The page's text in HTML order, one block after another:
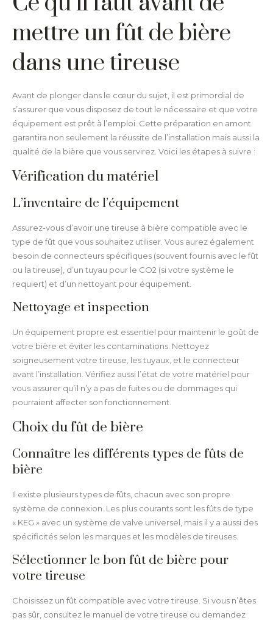
mettre un fût de bière
dans une tireuse
Avant de plonger dans le cœur du sujet, il est primordial de
s’assurer que vous disposez de tout le nécessaire et que votre
équipement est prêt à l’emploi. Cette préparation en amont
garantira non seulement la réussite de l’installation mais aussi la
qualité de la bière que vous servirez. Voici les étapes à suivre :
Vérification du matériel
L’inventaire de l’équipement
Assurez-vous d’avoir une tireuse à bière compatible avec le
type de fût que vous souhaitez utiliser. Vous aurez également
besoin de connecteurs spécifiques (souvent fournis avec le fût
ou la tireuse), d’un tuyau pour le CO2 (si votre système le
requiert) et d’un nettoyant pour équipement.
Nettoyage et inspection
Un équipement propre est essentiel pour maintenir le goût de
votre bière et éviter les contaminations. Nettoyez
soigneusement votre tireuse, les tuyaux, et le connecteur
avant l’installation. Vérifiez aussi l’état de votre matériel pour
vous assurer qu’il n’y a pas de fuites ou de dommages qui
pourraient affecter son fonctionnement.
Choix du fût de bière
Connaître les différents types de fûts de
bière
Il existe plusieurs types de fûts, chacun avec son propre
système de connexion. Les plus courants sont les fûts de type
« KEG » avec un système de valve universel, mais il y a aussi des
spécificités selon les marques et les modèles de tireuses.
Sélectionner le bon fût de bière pour
votre tireuse
Choisissez un fût compatible avec votre tireuse. Si vous n’êtes
pas sûr, consultez le manuel de votre tireuse ou demandez